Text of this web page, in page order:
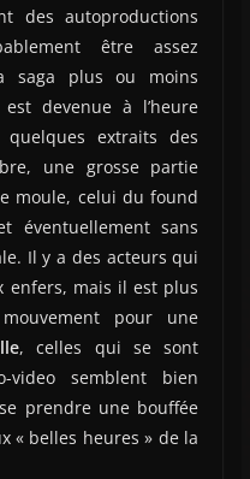
des autoproductions
être assez
saga plus ou moins
devenue à l’heure
extraits des
une grosse partie
moule, celui du found
éventuellement sans
Il y a des acteurs qui
enfers, mais il est plus
pour une
, celles qui se sont
video semblent bien
prendre une bouffée
« belles heures » de la